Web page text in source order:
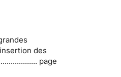
des
page